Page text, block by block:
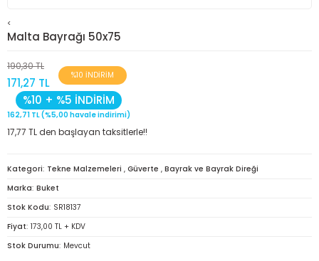
<
Malta Bayrağı 50x75
190,30 TL
171,27 TL
%10 İNDİRİM
%10 + %5 İNDİRİM
162,71 TL (%5,00 havale indirimi)
17,77 TL den başlayan taksitlerle!!
Kategori Tekne Malzemeleri , Güverte , Bayrak ve Bayrak Direği
Marka Buket
Stok Kodu SR18137
Fiyat 173,00 TL + KDV
Stok Durumu Mevcut